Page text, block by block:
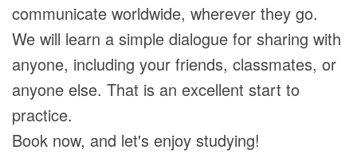
communicate worldwide, wherever they go.
We will learn a simple dialogue for sharing with
anyone, including your friends, classmates, or
anyone else. That is an excellent start to
practice.
Book now, and let's enjoy studying!